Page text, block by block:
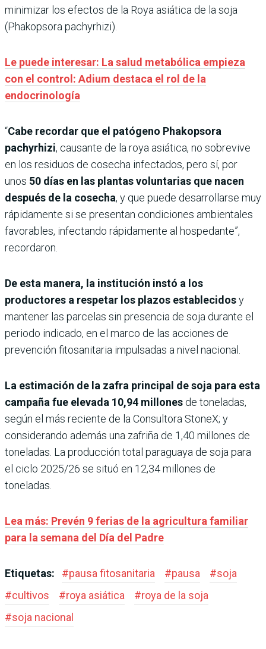
minimizar los efectos de la Roya asiática de la soja
(Phakopsora pachyrhizi).
Le puede interesar: La salud metabólica empieza
con el control: Adium destaca el rol de la
endocrinología
“Cabe recordar que el patógeno Phakopsora
pachyrhizi, causante de la roya asiática, no sobrevive
en los residuos de cosecha infectados, pero sí, por
unos 50 días en las plantas voluntarias que nacen
después de la cosecha, y que puede desarrollarse muy
rápidamente si se presentan condiciones ambientales
favorables, infectando rápidamente al hospedante”,
recordaron.
De esta manera, la institución instó a los
productores a respetar los plazos establecidosy
mantener las parcelas sin presencia de soja durante el
periodo indicado, en el marco de las acciones de
prevención fitosanitaria impulsadas a nivel nacional.
La estimación de la zafra principal de soja para esta
campaña fue elevada 10,94 millones de toneladas,
según el más reciente de la Consultora StoneX; y
considerando además una zafriña de 1,40 millones de
toneladas. La producción total paraguaya de soja para
el ciclo 2025/26 se situó en 12,34 millones de
toneladas.
Lea más: Prevén 9 ferias de la agricultura familiar
para la semana del Día del Padre
Etiquetas: #pausa fitosanitaria #pausa #soja
#cultivos #roya asiática #roya de la soja
#soja nacional